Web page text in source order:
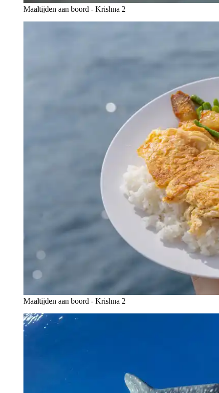
Maaltijden aan boord - Krishna 2
Maaltijden aan boord - Krishna 2